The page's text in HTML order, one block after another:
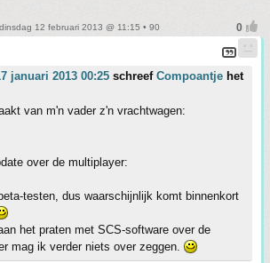
12 februari 2013 @ 11:15 • 90
januari 2013 00:25 schreef Compoantje het
van m'n vader z'n vrachtwagen:
over de multiplayer:
testen, dus waarschijnlijk komt binnenkort
het praten met SCS-software over de
mag ik verder niets over zeggen.